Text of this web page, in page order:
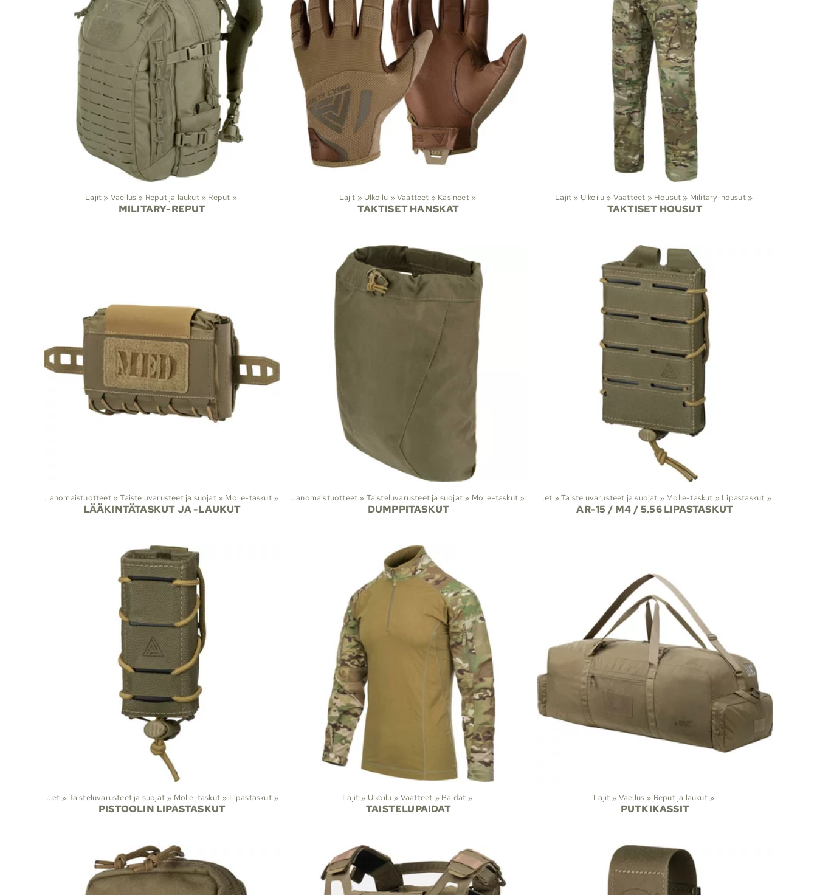
Lajit ‪» Vaellus ‪» Reput ja laukut ‪» Reput ‪»
MILITARY-REPUT
Lajit ‪» Ulkoilu ‪»Vaatteet ‪» Käsineet ‪»
TAKTISET HANSKAT
Lajit ‪» Ulkoilu ‪» Vaatteet ‪» Housut ‪» Military-housut ‪»
TAKTISET HOUSUT
Viranomaistuotteet ‪»Taisteluvarusteet ja suojat ‪» Molle-taskut ‪»
LÄÄKINTÄTASKUT JA -LAUKUT
Lajit Viranomaistuotteet ‪» Taisteluvarusteet ja suojat ‪» Molle-taskut ‪»
DUMPPITASKUT
Lajit ‪» Viranomaistuotteet ‪»Taisteluvarusteet ja suojat ‪» Molle-taskut ‪» Lipastaskut ‪»
AR-15 / M4 / 5.56 LIPASTASKUT
Viranomaistuotteet ‪» Taisteluvarusteet ja suojat ‪» Molle-taskut ‪» Lipastaskut ‪»
PISTOOLIN LIPASTASKUT
Lajit ‪» Ulkoilu ‪» Vaatteet ‪» Paidat ‪»
TAISTELUPAIDAT
Lajit ‪» Vaellus ‪» Reput ja laukut ‪»
PUTKIKASSIT